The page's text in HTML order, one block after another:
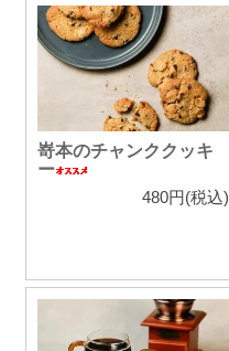
嵜本のチャンククッキ
ー
480円(税込)